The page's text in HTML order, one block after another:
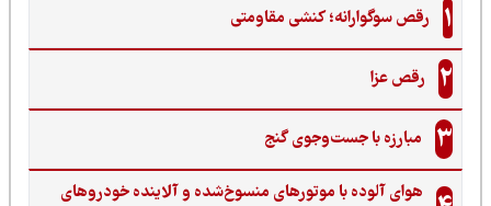
رقص سوگوارانه؛ کنشی مقاومتی
رقص عزا
مبارزه با جست‌وجوی گنج‌
هوای آلوده با موتورهای منسوخ‌شده و آلاینده خودروهای